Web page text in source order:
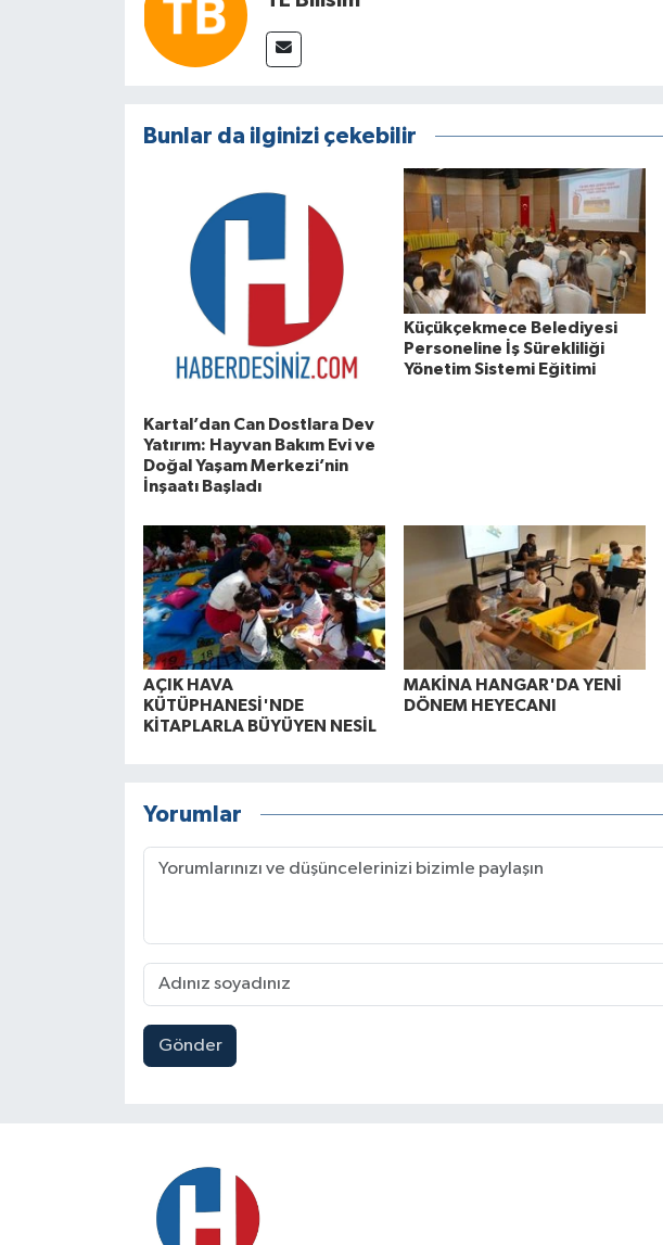
Bunlar da ilginizi çekebilir
Kartal’dan Can Dostlara Dev
Yatırım: Hayvan Bakım Evi ve
Doğal Yaşam Merkezi’nin
İnşaatı Başladı
Küçükçekmece Belediyesi
Personeline İş Sürekliliği
Yönetim Sistemi Eğitimi
AÇIK HAVA
KÜTÜPHANESİ'NDE
KİTAPLARLA BÜYÜYEN NESİL
MAKİNA HANGAR'DA YENİ
DÖNEM HEYECANI
Yorumlar
Gönder